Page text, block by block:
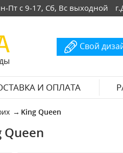
Пт с 9-17, Сб, Вс выходной
Свой
И ОПЛАТА
King Queen